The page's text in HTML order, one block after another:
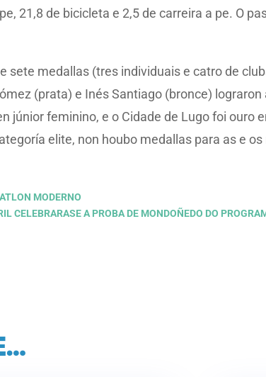
21,8 de bicicleta e 2,5 de carreira a pe. O
sete medallas (tres individuais e catro de
(prata) e Inés Santiago (bronce)
júnior feminino, e o Cidade de Lugo foi ouro
elite, non houbo medallas para as e
MODERNO
CELEBRARASE A PROBA DE MONDOÑEDO DO